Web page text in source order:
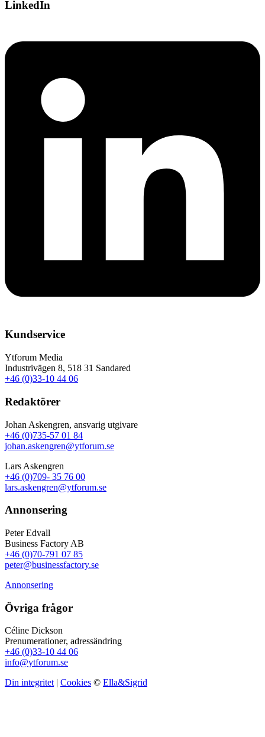
LinkedIn
Kundservice
Ytforum Media
Industrivägen 8, 518 31 Sandared
+46 (0)33-10 44 06
Redaktörer
Johan Askengren, ansvarig utgivare
+46 (0)735-57 01 84
johan.askengren@ytforum.se
Lars Askengren
+46 (0)709- 35 76 00
lars.askengren@ytforum.se
Annonsering
Peter Edvall
Business Factory AB
+46 (0)70-791 07 85
peter@businessfactory.se
Annonsering
Övriga frågor
Céline Dickson
Prenumerationer, adressändring
+46 (0)33-10 44 06
info@ytforum.se
Din integritet | Cookies © Ella&Sigrid